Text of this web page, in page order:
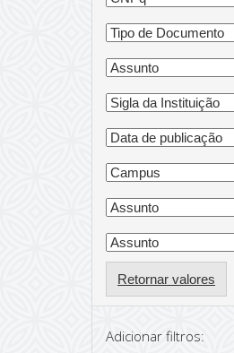
Retornar valores
Adicionar filtros: